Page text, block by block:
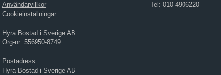
Tel: 010-4906220
Användarvillkor
Cookieinställningar
Hyra Bostad i Sverige AB
Org-nr: 556950-8749
Postadress
Hyra Bostad i Sverige AB